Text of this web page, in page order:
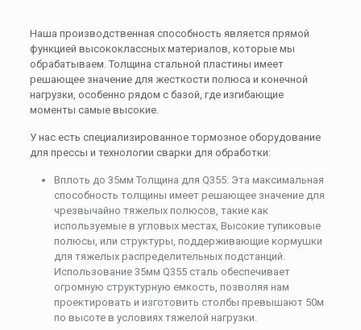
Наша производственная способность является прямой
функцией высококлассных материалов, которые мы
обрабатываем. Толщина стальной пластины имеет
решающее значение для жесткости полюса и конечной
нагрузки, особенно рядом с базой, где изгибающие
моменты самые высокие.
У нас есть специализированное тормозное оборудование
для прессы и технологии сварки для обработки:
Вплоть до 35мм Толщина для Q355: Эта максимальная
способность толщины имеет решающее значение для
чрезвычайно тяжелых полюсов, такие как
используемые в угловых местах, Высокие тупиковые
полюсы, или структуры, поддерживающие кормушки
для тяжелых распределительных подстанций.
Использование 35мм Q355 сталь обеспечивает
огромную структурную емкость, позволяя нам
проектировать и изготовить столбы превышают 50м
по высоте в условиях тяжелой нагрузки.